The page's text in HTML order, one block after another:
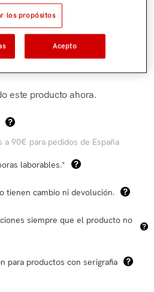
CARRITO
este producto ahora.
a 90€ para pedidos de España
laborables.*
tienen cambio ni devolución.
siempre que el producto no
para productos con serigrafia
los propósitos
Acepto